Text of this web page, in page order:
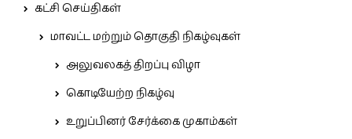
கட்சி செய்திகள்
மாவட்ட மற்றும் தொகுதி நிகழ்வுகள்
அலுவலகத் திறப்பு விழா
கொடியேற்ற நிகழ்வு
உறுப்பினர் சேர்க்கை முகாம்கள்